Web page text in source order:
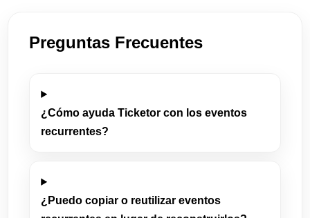
Preguntas Frecuentes
¿Cómo ayuda Ticketor con los eventos
recurrentes?
¿Puedo copiar o reutilizar eventos